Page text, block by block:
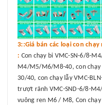
3::Giá bán các loại con
: Con chạy bi VMC-SN-6/8-
M4/M5/M6/M8-40, con
30/40, con chạy lẫy VMC-
trượt rãnh VMC-SND-6/8-
vuông ren M6 / M8, Con